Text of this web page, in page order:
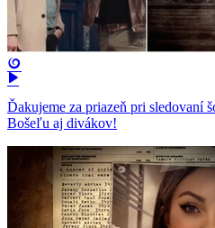
Ďakujeme za priazeň pri sledovaní
Bošeľu aj divákov!